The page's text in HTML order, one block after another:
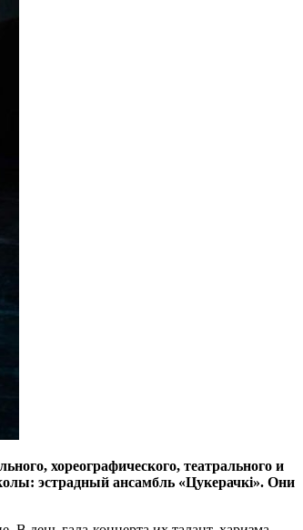
хореографического, театрального и
эстрадный ансамбль «Цукерачкi». Они